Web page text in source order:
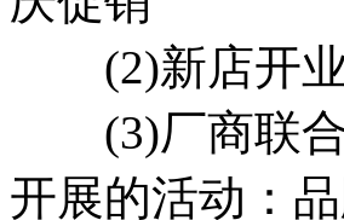
(2)新店开业
(3)厂商联合
开展的活动：